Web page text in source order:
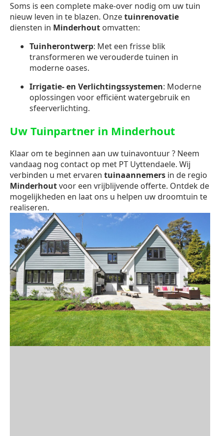
Soms is een complete make-over nodig om uw tuin
nieuw leven in te blazen. Onzetuinrenovatie
diensten in Minderhout omvatten:
Tuinherontwerp: Met een frisse blik
transformeren we verouderde tuinen in
moderne oases.
Irrigatie- en Verlichtingssystemen: Moderne
oplossingen voor efficiënt watergebruik en
sfeerverlichting.
Uw Tuinpartner in Minderhout
Klaar om te beginnen aan uw tuinavontuur ? Neem
vandaag nog contact op met PT Uyttendaele. Wij
verbinden u met ervaren tuinaannemers in de regio
Minderhoutvoor een vrijblijvende offerte. Ontdek de
mogelijkheden en laat ons u helpen uw droomtuin te
realiseren.